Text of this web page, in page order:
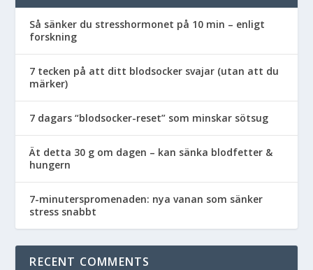
Så sänker du stresshormonet på 10 min – enligt
forskning
7 tecken på att ditt blodsocker svajar (utan att du
märker)
7 dagars “blodsocker-reset” som minskar sötsug
Ät detta 30 g om dagen – kan sänka blodfetter &
hungern
7-minuterspromenaden: nya vanan som sänker
stress snabbt
RECENT COMMENTS